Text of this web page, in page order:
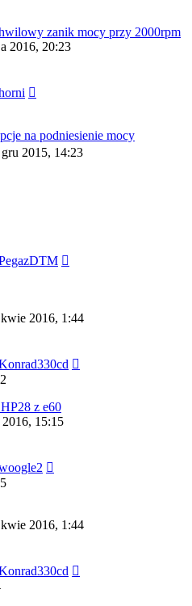
zanik mocy przy 2000rpm
2016, 20:23
na podniesienie mocy
2015, 14:23
2016, 1:44
z e60
15:15
2016, 1:44